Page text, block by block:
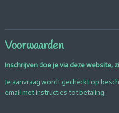
Voorwaarden
Inschrijven doe je via deze website,
Je aanvraag wordt gecheckt op
email met instructies tot betaling.